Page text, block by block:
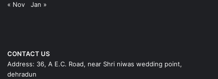
« Nov Jan »
CONTACT US
Address: 36, A E.C. Road, near Shri niwas wedding point,
dehradun